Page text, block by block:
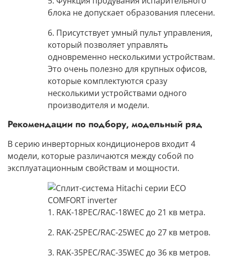
блока не допускает образования плесени.
6. Присутствует умный пульт управления,
который позволяет управлять
одновременно несколькими устройствам.
Это очень полезно для крупных офисов,
которые комплектуются сразу
несколькими устройствами одного
производителя и модели.
Рекомендации по подбору, модельный ряд
В серию инверторных кондиционеров входит 4
модели, которые различаются между собой по
эксплуатационным свойствам и мощности.
1. RAK-18PEC/RAC-18WEC до 21 кв метра.
2. RAK-25PEC/RAC-25WEC до 27 кв метров.
3. RAK-35PEC/RAC-35WEC до 36 кв метров.